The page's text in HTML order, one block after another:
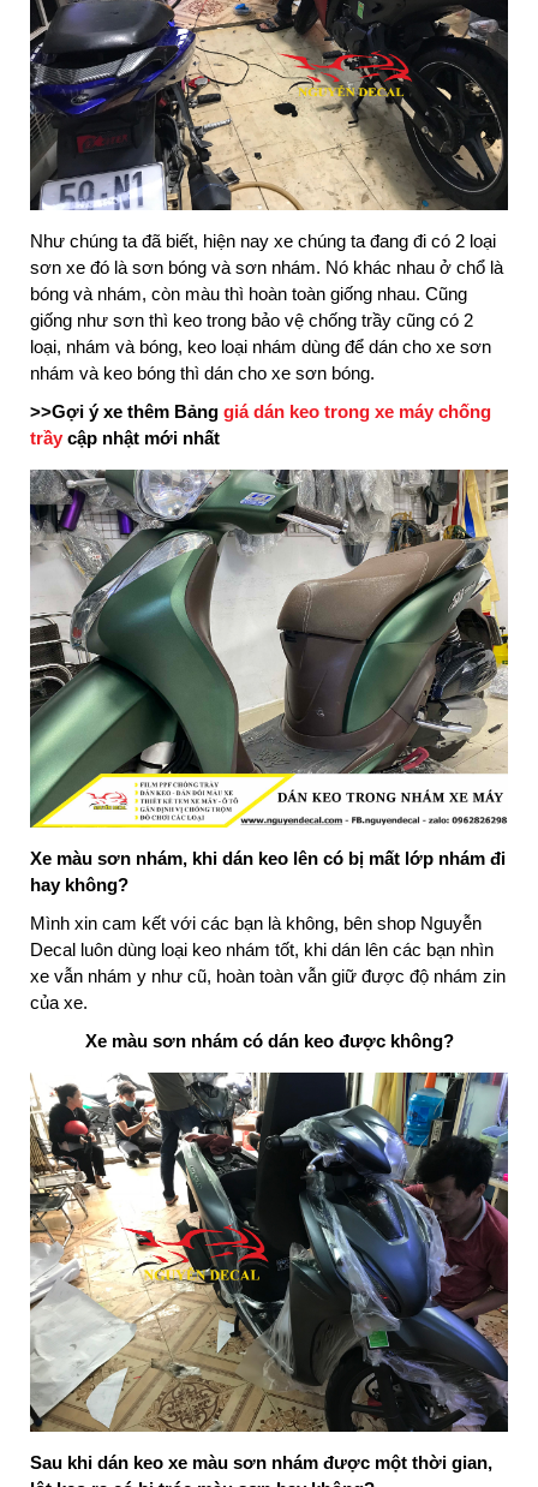
Như chúng ta đã biết, hiện nay xe chúng ta đang đi có 2 loại
sơn xe đó là sơn bóng và sơn nhám. Nó khác nhau ở chổ là
bóng và nhám, còn màu thì hoàn toàn giống nhau. Cũng
giống như sơn thì keo trong bảo vệ chống trầy cũng có 2
loại, nhám và bóng, keo loại nhám dùng để dán cho xe sơn
nhám và keo bóng thì dán cho xe sơn bóng.
>>Gợi ý xe thêm Bảng giá dán keo trong xe máy chống
trầy cập nhật mới nhất
Xe màu sơn nhám, khi dán keo lên có bị mất lớp nhám đi
hay không?
Mình xin cam kết với các bạn là không, bên shop Nguyễn
Decal luôn dùng loại keo nhám tốt, khi dán lên các bạn nhìn
xe vẫn nhám y như cũ, hoàn toàn vẫn giữ được độ nhám zin
của xe.
Xe màu sơn nhám có dán keo được không?
Sau khi dán keo xe màu sơn nhám được một thời gian,